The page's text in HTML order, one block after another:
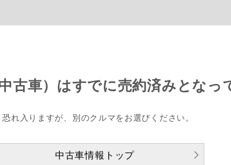
古車）はすでに売約済みとなっ
恐れ入りますが、別のクルマをお選びください。
中古車情報トップ